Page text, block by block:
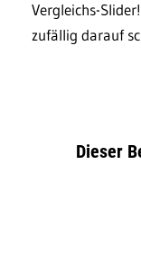
Vergleichs-
zufällig darauf
Dieser